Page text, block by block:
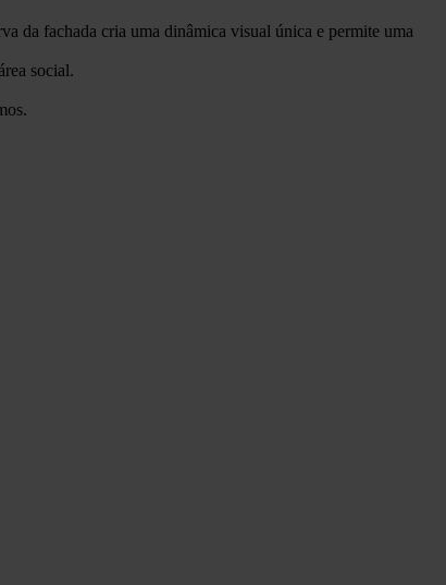
da fachada cria uma dinâmica visual única e permite uma
social.